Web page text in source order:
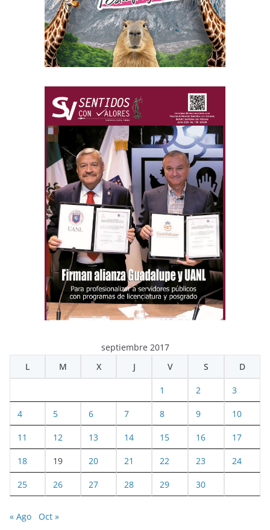
septiembre 2017
L
M X J V S D
1 2 3
4 5 6 7 8 9 10
11 12 13 14 15 16 17
18 19 20 21 22 23 24
25 26 27 28 29 30
« Ago Oct »